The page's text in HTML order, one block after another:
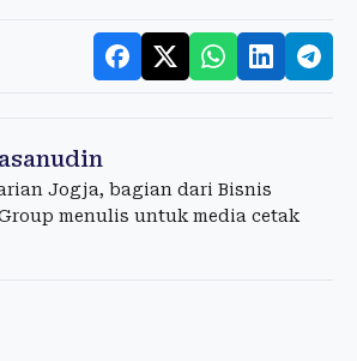
Jogja, bagian dari Bisnis
menulis untuk media cetak